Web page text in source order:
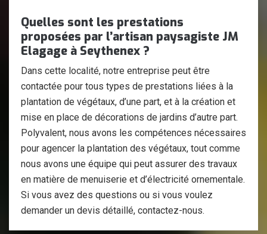
Quelles sont les prestations
proposées par l’artisan paysagiste JM
Elagage à Seythenex ?
Dans cette localité, notre entreprise peut être
contactée pour tous types de prestations liées à la
plantation de végétaux, d’une part, et à la création et
mise en place de décorations de jardins d’autre part.
Polyvalent, nous avons les compétences nécessaires
pour agencer la plantation des végétaux, tout comme
nous avons une équipe qui peut assurer des travaux
en matière de menuiserie et d’électricité ornementale.
Si vous avez des questions ou si vous voulez
demander un devis détaillé, contactez-nous.